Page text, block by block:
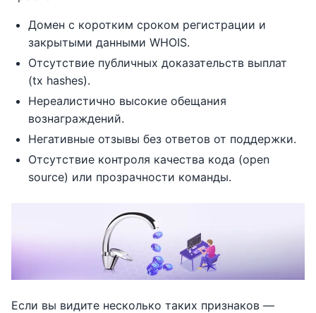
Домен с коротким сроком регистрации и
закрытыми данными WHOIS.
Отсутствие публичных доказательств выплат
(tx hashes).
Нереалистично высокие обещания
вознаграждений.
Негативные отзывы без ответов от поддержки.
Отсутствие контроля качества кода (open
source) или прозрачности команды.
Если вы видите несколько таких признаков —